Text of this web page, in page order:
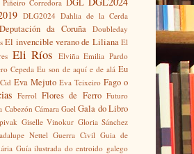
Corredora
DLG2024 Dahlia de la Cerda
Deputación da Coruña Doubleday
El invencible verano de Liliana El
Eli Ríos Elviña Emilia Pardo
Cepeda Eu son de aquí e de alá Eu
Eva Mejuto Eva Teixeiro Fago o
Ferrol Flores de Ferro Futuro
Cabezón Cámara Gael Gala do Libro
Giselle Vinokur Gloria Sánchez
Nettel Guerra Civil Guia de
Guía ilustrada do entroido galego